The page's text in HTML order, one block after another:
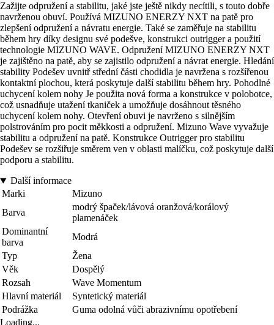
Zažijte odpružení a stabilitu, jaké jste ještě nikdy necítili, s touto dobře
navrženou obuví. Používá MIZUNO ENERZY NXT na patě pro
zlepšení odpružení a návratu energie. Také se zaměřuje na stabilitu
během hry díky designu své podešve, konstrukci outrigger a použití
technologie MIZUNO WAVE. Odpružení MIZUNO ENERZY NXT
je zajištěno na patě, aby se zajistilo odpružení a návrat energie. Hledání
stability Podešev uvnitř střední části chodidla je navržena s rozšířenou
kontaktní plochou, která poskytuje další stabilitu během hry. Pohodlné
uchycení kolem nohy Je použita nová forma a konstrukce v polobotce,
což usnadňuje utažení tkaniček a umožňuje dosáhnout těsného
uchycení kolem nohy. Otevření obuvi je navrženo s silnějším
polstrováním pro pocit měkkosti a odpružení. Mizuno Wave vyvažuje
stabilitu a odpružení na patě. Konstrukce Outrigger pro stabilitu
Podešev se rozšiřuje směrem ven v oblasti malíčku, což poskytuje další
podporu a stabilitu.
Další informace
Marki
Mizuno
Barva
modrý špaček/lávová oranžová/korálový
plamenáček
Dominantní
barva
Modrá
Typ
Žena
Věk
Dospělý
Rozsah
Wave Momentum
Hlavní materiál
Syntetický materiál
Podrážka
Guma odolná vůči abrazivnímu opotřebení
Loading...